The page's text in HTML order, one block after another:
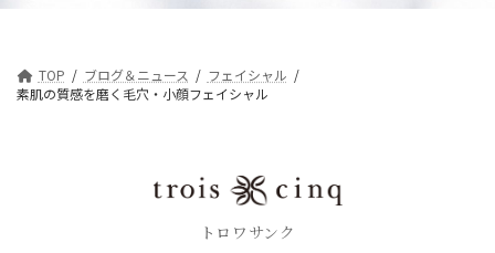
TOP ブログ＆ニュース
フェイシャル
素肌の質感を磨く毛穴・小顔フェイシャル
トロワサンク